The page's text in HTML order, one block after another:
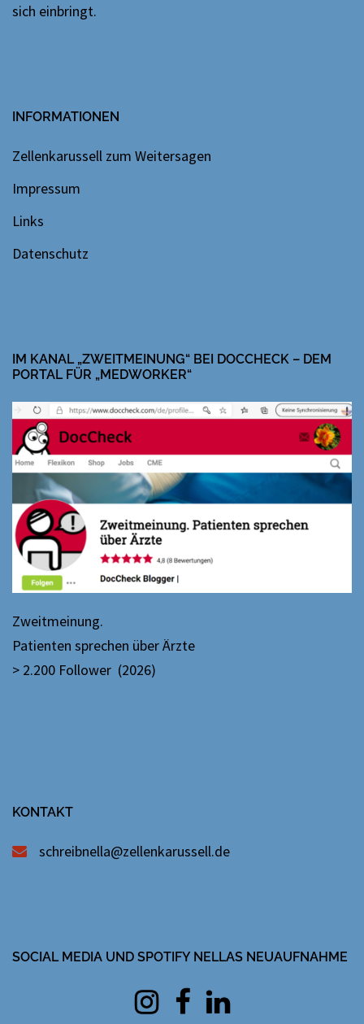
sich einbringt.
INFORMATIONEN
Zellenkarussell zum Weitersagen
Impressum
Links
Datenschutz
IM KANAL „ZWEITMEINUNG“ BEI DOCCHECK – DEM
PORTAL FÜR „MEDWORKER“
Zweitmeinung.
Patienten sprechen über Ärzte
> 2.200 Follower (2026)
KONTAKT
schreibnella@zellenkarussell.de
SOCIAL MEDIA UND SPOTIFY NELLAS NEUAUFNAHME
Instagram
facebookLinkedin